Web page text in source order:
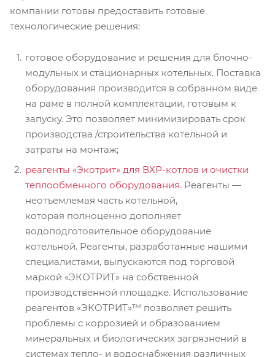
компании готовы предоставить готовые
технологические решения:
готовое оборудование и решения для блочно-
модульных и стационарных котельных. Поставка
оборудования производится в собранном виде
на раме в полной комплектации, готовым к
запуску. Это позволяет минимизировать срок
производства /строительства котельной и
затраты на монтаж;
реагенты «Экотрит» для ВХР-котлов и очистки
теплообменного оборудования. Реагенты —
неотъемлемая часть котельной,
которая полноценно дополняет
водоподготовительное оборудование
котельной. Реагенты, разработанные нашими
специалистами, выпускаются под торговой
маркой «ЭКОТРИТ» на собственной
производственной площадке. Использование
реагентов «ЭКОТРИТ»™ позволяет решить
проблемы с коррозией и образованием
минеральных и биологических загрязнений в
системах тепло- и водоснабжения различных